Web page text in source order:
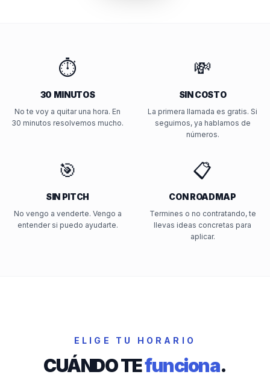
⏱️
30 MINUTOS
No te voy a quitar una hora. En
30 minutos resolvemos mucho.
💸
SIN COSTO
La primera llamada es gratis. Si
seguimos, ya hablamos de
números.
🎯
SIN PITCH
No vengo a venderte. Vengo a
entender si puedo ayudarte.
📋
CON ROADMAP
Termines o no contratando, te
llevas ideas concretas para
aplicar.
ELIGE TU HORARIO
CUÁNDO TEfunciona.